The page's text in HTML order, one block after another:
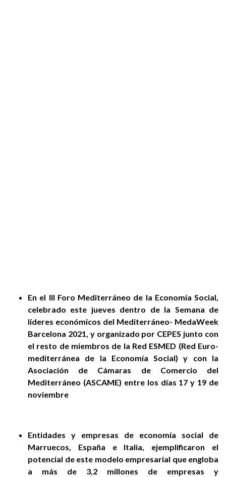
En el III Foro Mediterráneo de la Economía Social,
celebrado este jueves dentro de la Semana de
líderes económicos del Mediterráneo- MedaWeek
Barcelona 2021, y organizado por CEPES junto con
el resto de miembros de la Red ESMED (Red Euro-
mediterránea de la Economía Social) y con la
Asociación de Cámaras de Comercio del
Mediterráneo (ASCAME) entre los días 17 y 19 de
noviembre
Entidades y empresas de economía social de
Marruecos, España e Italia, ejemplificaron el
potencial de este modelo empresarial que engloba
a más de 3,2 millones de empresas y